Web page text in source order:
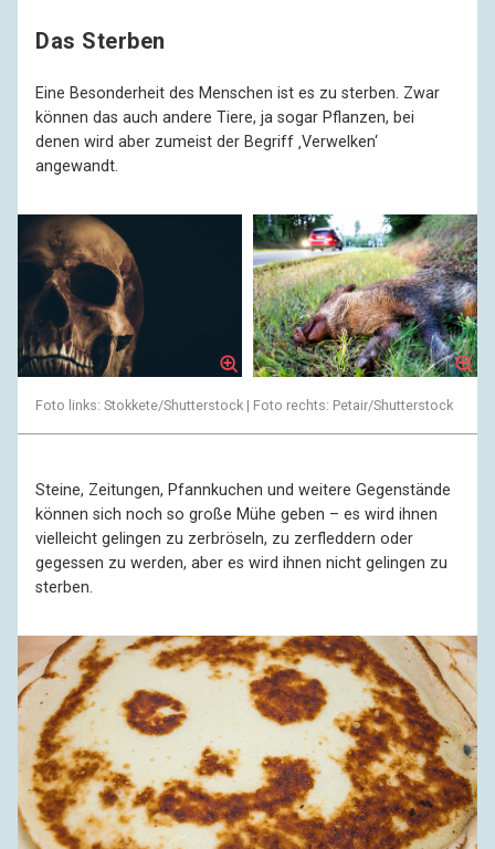
Das Sterben
Eine Besonderheit des Menschen ist es zu sterben. Zwar
können das auch andere Tiere, ja sogar Pflanzen, bei
denen wird aber zumeist der Begriff ‚Verwelken‘
angewandt.
Foto links: Stokkete/Shutterstock | Foto rechts: Petair/Shutterstock
Steine, Zeitungen, Pfannkuchen und weitere Gegenstände
können sich noch so große Mühe geben – es wird ihnen
vielleicht gelingen zu zerbröseln, zu zerfleddern oder
gegessen zu werden, aber es wird ihnen nicht gelingen zu
sterben.